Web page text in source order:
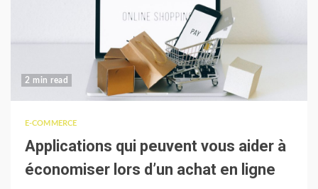
2 min read
E-COMMERCE
Applications qui peuvent vous aider à
économiser lors d’un achat en ligne